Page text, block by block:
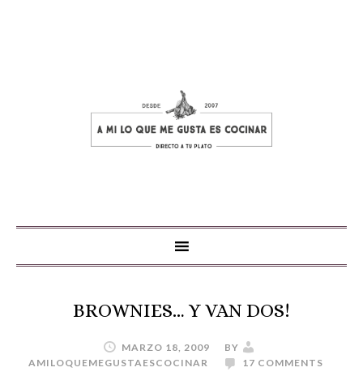
BROWNIES… Y VAN DOS!
MARZO 18, 2009
BY
AMILOQUEMEGUSTAESCOCINAR
17 COMMENTS